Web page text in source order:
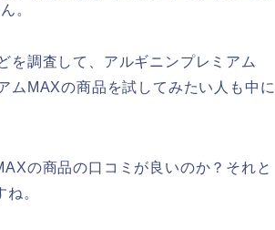
。
を調査して、アルギニンプレミアム
ムMAXの商品を試してみたい人も中に
の商品の口コミが良いのか？それと
。